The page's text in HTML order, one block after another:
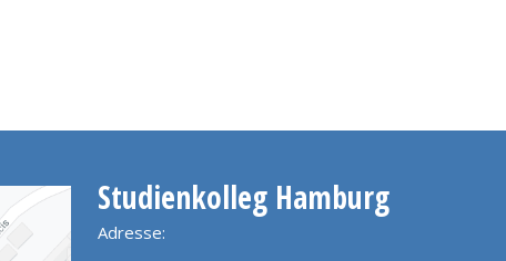
Studienkolleg Hamburg
Adresse: